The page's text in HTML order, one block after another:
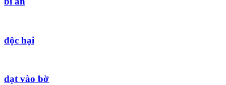
độc hại
dạt vào bờ